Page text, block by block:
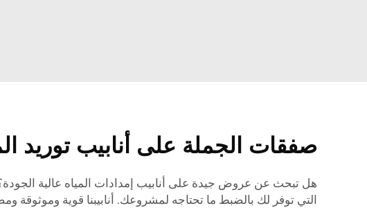
صفقات الجملة على أنابيب توريد
هل تبحث عن عروض جيدة على أنابيب إمدادات المياه عالية
التي توفر لك بالضبط ما تحتاجه لمشروعك. أنابيبنا قوية